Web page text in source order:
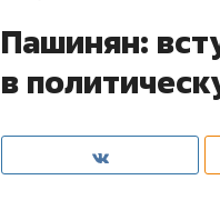
Пашинян:
в